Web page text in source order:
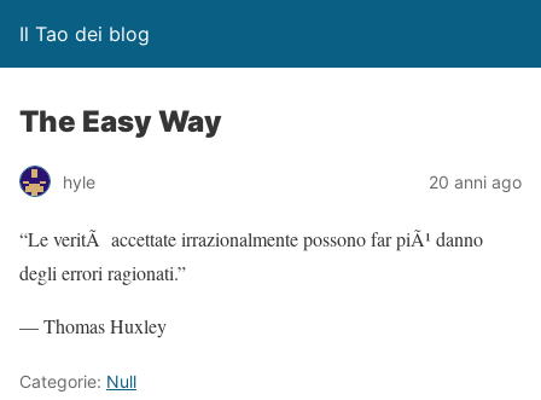
Il Tao dei blog
The Easy Way
hyle 20 anni ago
“Le veritÃ accettate irrazionalmente possono far piÃ¹ danno
degli errori ragionati.”
— Thomas Huxley
Categorie: Null